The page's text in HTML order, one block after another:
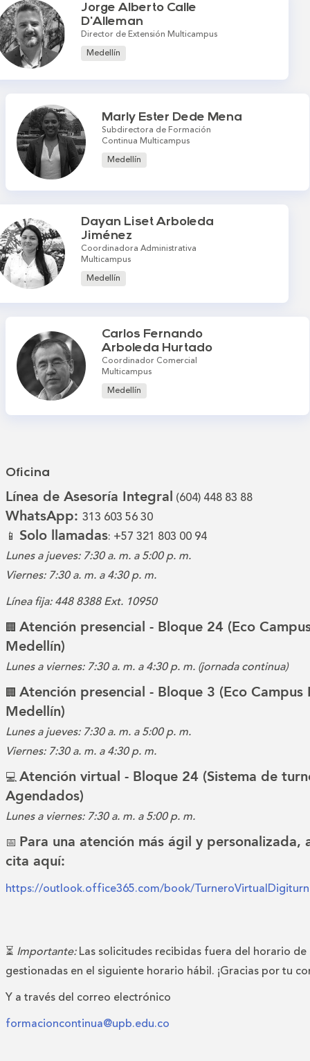
Jorge Alberto Calle
D'Alleman
Director de Extensión Multicampus
Medellín
Marly Ester Dede Mena
Subdirectora de Formación
Continua Multicampus
Medellín
Dayan Liset Arboleda
Jiménez
Coordinadora Administrativa
Multicampus
Medellín
Carlos Fernando
Arboleda Hurtado
Coordinador Comercial
Multicampus
Medellín
Oficina
Línea de Asesoría Integral (604) 448 83 88
WhatsApp: 313 603 56 30
📱 Solo llamadas: +57 321 803 00 94
Lunes a jueves: 7:30 a. m. a 5:00 p. m.
Viernes: 7:30 a. m. a 4:30 p. m.
Línea fija: 448 8388 Ext. 10950
🏢 Atención presencial - Bloque 24 (Eco
Medellín)
Lunes a viernes: 7:30 a. m. a 4:30 p. m. (jornada continua)
🏢 Atención presencial - Bloque 3 (Eco Campus
Medellín)
Lunes a jueves: 7:30 a. m. a 5:00 p. m.
Viernes: 7:30 a. m. a 4:30 p. m.
💻Atención virtual - Bloque 24 (Sistema de
Agendados)
Lunes a viernes: 7:30 a. m. a 5:00 p. m.
📅 Para una atención más ágil y personalizada,
cita aquí:
https://outlook.office365.com/book/
⏳ Importante:Las solicitudes recibidas fuera del horario de
gestionadas en el siguiente horario hábil. ¡Gracias por tu
Y a través del correo electrónico
formacioncontinua@upb.edu.co